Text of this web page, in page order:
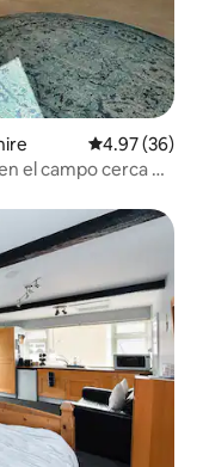
Calificación
4.97 (36)
el campo cerca de